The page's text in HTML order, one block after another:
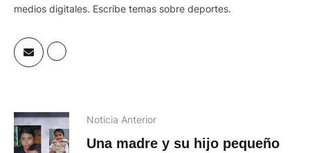
medios digitales. Escribe temas sobre deportes.
Noticia Anterior
Una madre y su hijo pequeño